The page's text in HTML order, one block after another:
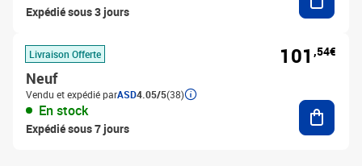
Expédié sous 3 jours
Livraison Offerte
Neuf
Vendu et expédié parASD4.05/5(38)
En stock
Expédié sous 7 jours
101 ,54€